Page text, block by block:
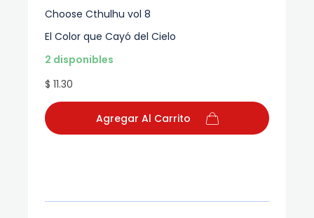
$ 11.30
Choose Cthulhu vol 8
El Color que Cayó del Cielo
2 disponibles
Agregar Al Carrito